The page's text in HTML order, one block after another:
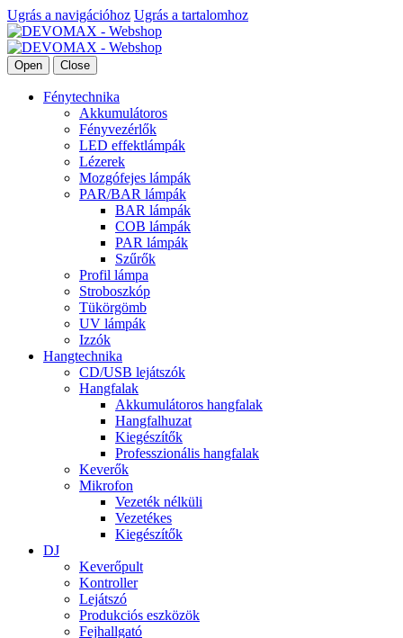
Ugrás a navigációhoz Ugrás a tartalomhoz
Open Close
Fénytechnika
Akkumulátoros
Fényvezérlők
LED effektlámpák
Lézerek
Mozgófejes lámpák
PAR/BAR lámpák
BAR lámpák
COB lámpák
PAR lámpák
Szűrők
Profil lámpa
Stroboszkóp
Tükörgömb
UV lámpák
Izzók
Hangtechnika
CD/USB lejátszók
Hangfalak
Akkumulátoros hangfalak
Hangfalhuzat
Kiegészítők
Professzionális hangfalak
Keverők
Mikrofon
Vezeték nélküli
Vezetékes
Kiegészítők
DJ
Keverőpult
Kontroller
Lejátszó
Produkciós eszközök
Fejhallgató